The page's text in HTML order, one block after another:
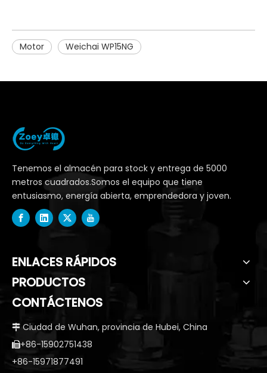
Motor Weichai WP15NG
Tenemos el almacén para stock y entrega de 5000
metros cuadrados.Somos el equipo que tiene
entusiasmo, energía abierta, emprendedora y joven.
ENLACES RÁPIDOS
PRODUCTOS
CONTÁCTENOS
 Ciudad de Wuhan, provincia de Hubei, China
+86-15902751438
+86-15971877491